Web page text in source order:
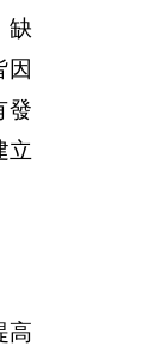
缺
因
發
立
高